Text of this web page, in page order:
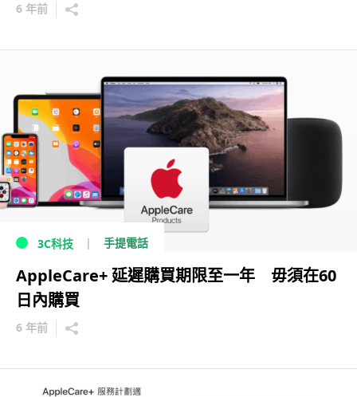
6 年前
3C科技 手提電話
AppleCare+ 延遲購買期限至一年 毋須在60
日內購買
6 年前